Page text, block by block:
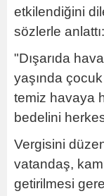
etkilendiğini
sözlerle anlattı:
"Dışarıda
yaşında
temiz havaya
bedelini
Vergisini
vatandaş,
getirilmesi